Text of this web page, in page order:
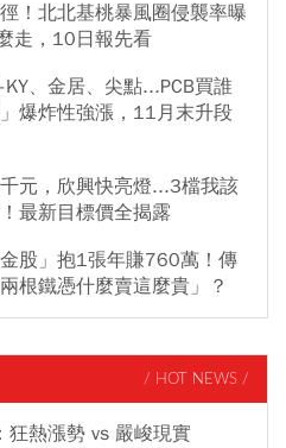
！北北基桃暴風圈侵襲率曝
走，10日報先看
、金居、尖點...PCB買誰
爆炸性強漲，11月末升段
元，欣興快亮燈...3檔我該
最新目標價全揭露
股」抱1張年賺760萬！傳
根鐵憑什麼賣這麼貴」？
/ HOT NEWS /
熱漲勢 vs 嚴峻現實